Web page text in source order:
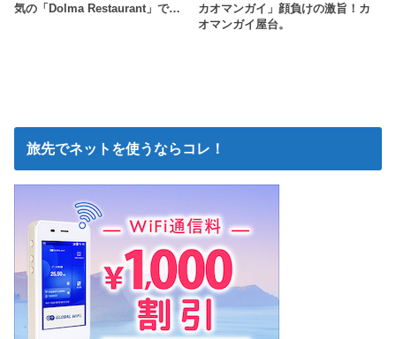
気の「Dolma Restaurant」で…
カオマンガイ」顔負けの激旨！カ
オマンガイ屋台。
旅先でネットを使うならコレ！